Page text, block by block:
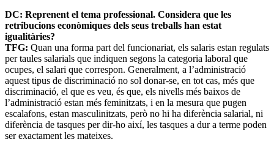
DC: Reprenent el tema professional. Considera que les
retribucions econòmiques dels seus treballs han estat
igualitàries?
TFG: Quan una forma part del funcionariat, els salaris estan regulats
per taules salarials que indiquen segons la categoria laboral que
ocupes, el salari que correspon. Generalment, a l’administració
aquest tipus de discriminació no sol donar-se, en tot cas, més que
discriminació, el que es veu, és que, els nivells més baixos de
l’administració estan més feminitzats, i en la mesura que pugen
escalafons, estan masculinitzats, però no hi ha diferència salarial, ni
diferència de tasques per dir-ho així, les tasques a dur a terme poden
ser exactament les mateixes.